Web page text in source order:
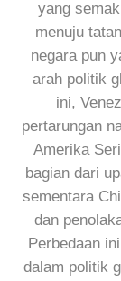
yang
menuju
negara pun
arah politik
ini,
pertarungan
Amerika
bagian dari
sementara
dan
Perbedaan
dalam politik